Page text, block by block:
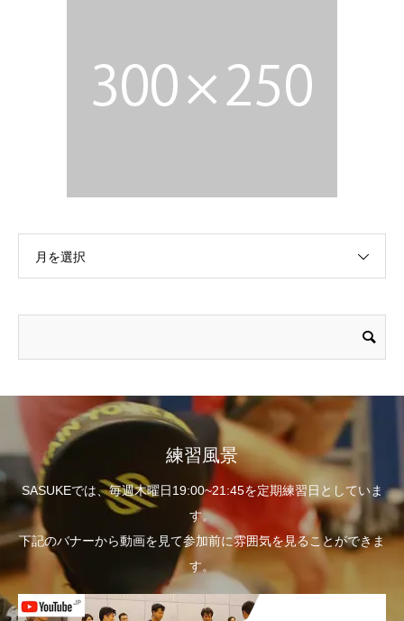
月を選択
練習風景
SASUKEでは、毎週木曜日19:00~21:45を定期練習日としていま
す。
下記のバナーから動画を見て参加前に雰囲気を見ることができま
す。